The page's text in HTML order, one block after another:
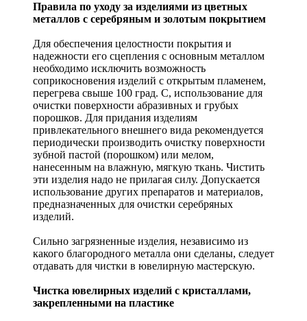
Правила по уходу за изделиями из цветных
металлов с серебряным и золотым покрытием
Для обеспечения целостности покрытия и
надежности его сцепления с основным металлом
необходимо исключить возможность
соприкосновения изделий с открытым пламенем,
перегрева свыше 100 град. С, использование для
очистки поверхности абразивных и грубых
порошков. Для придания изделиям
привлекательного внешнего вида рекомендуется
периодически производить очистку поверхности
зубной пастой (порошком) или мелом,
нанесенным на влажную, мягкую ткань. Чистить
эти изделия надо не прилагая силу. Допускается
использование других препаратов и материалов,
предназначенных для очистки серебряных
изделий.
Сильно загрязненные изделия, независимо из
какого благородного металла они сделаны, следует
отдавать для чистки в ювелирную мастерскую.
Чистка ювелирных изделий с кристаллами,
закрепленными на пластике